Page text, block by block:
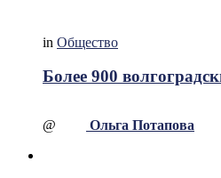
in Общество
Более 900
@ Ольга Потапова